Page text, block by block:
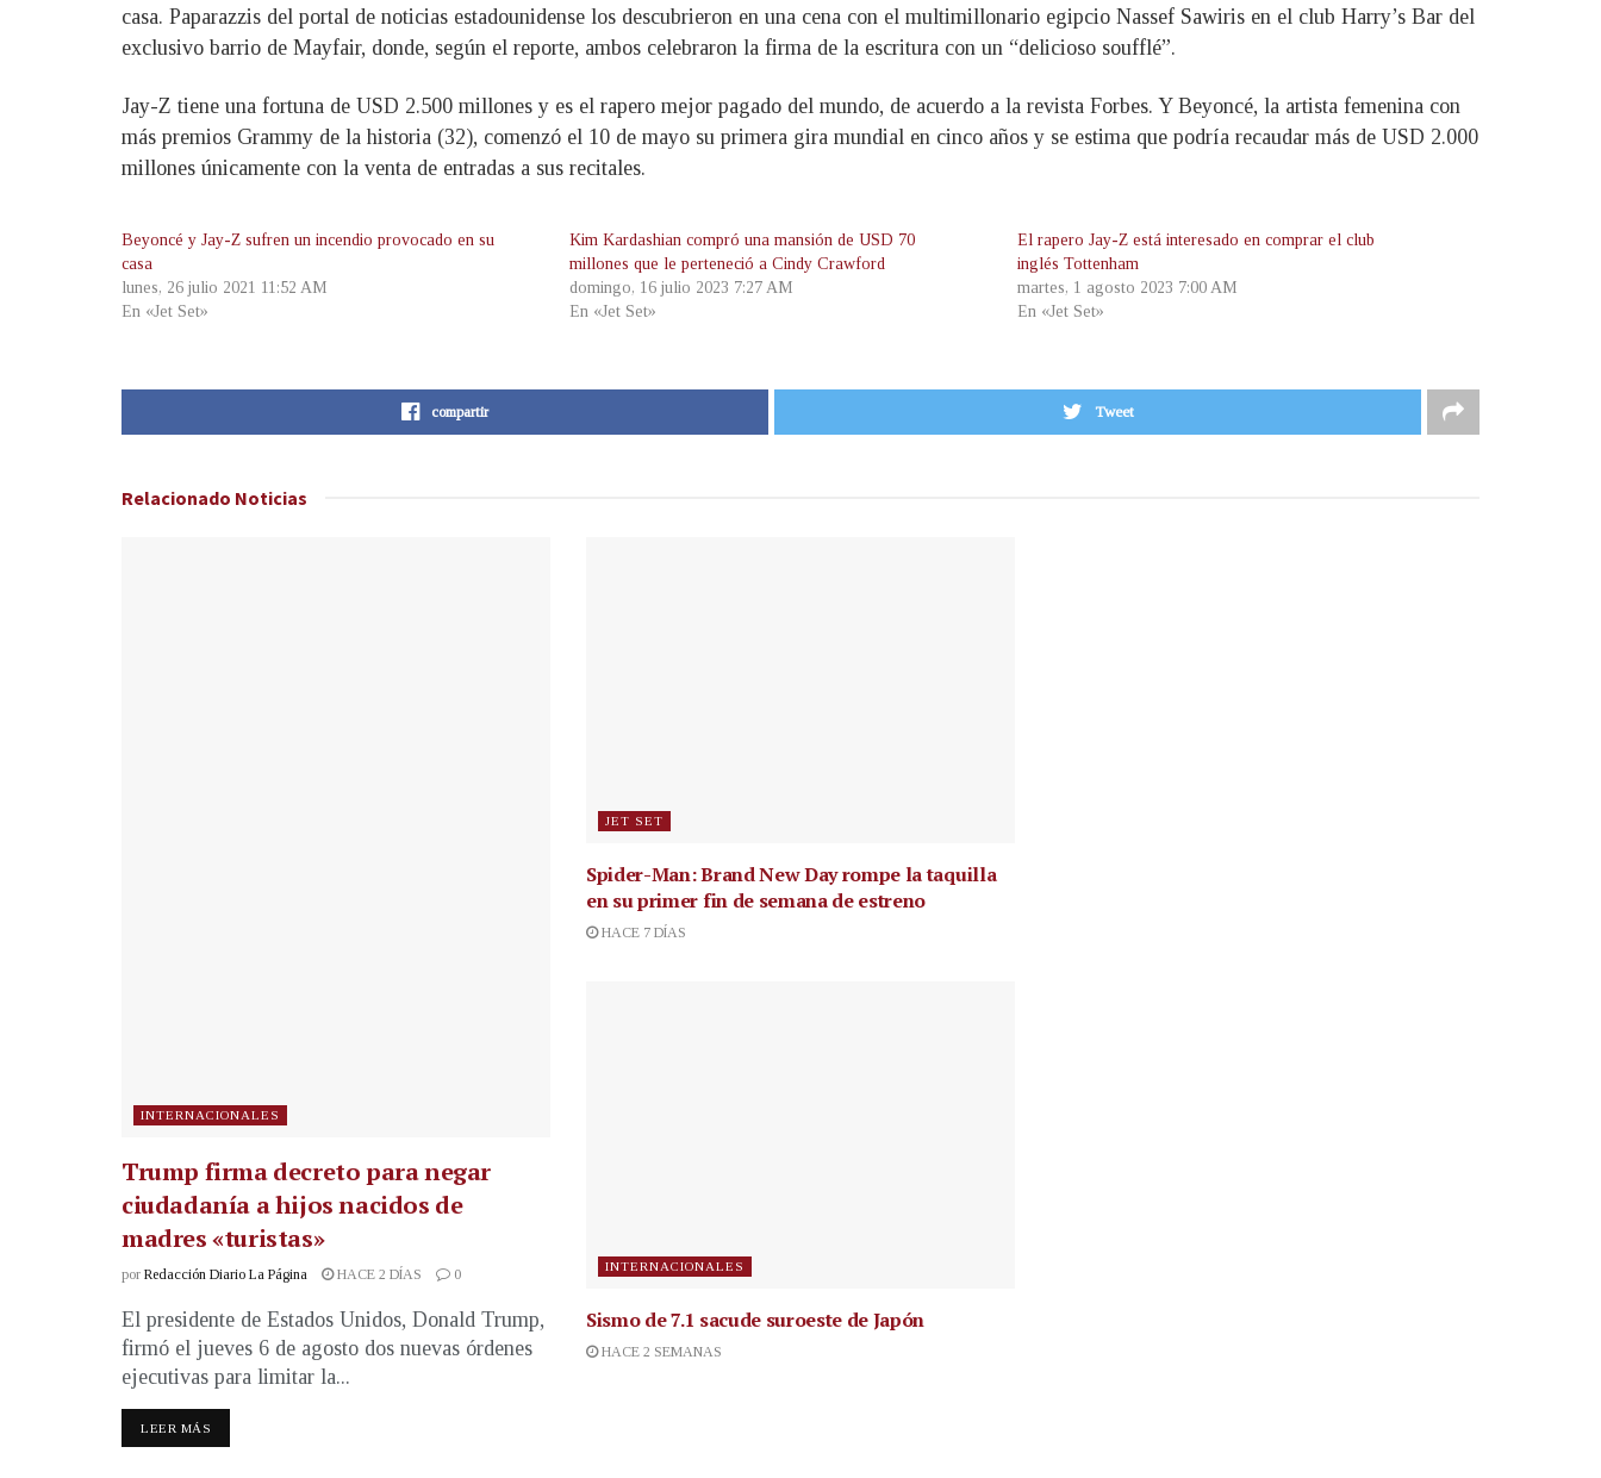
casa. Paparazzis del portal de noticias estadounidense los descubrieron en una cena con el multimillonario egipcio Nassef Sawiris en el club Harry’s Bar del
exclusivo barrio de Mayfair, donde, según el reporte, ambos celebraron la firma de la escritura con un “delicioso soufflé”.
Jay-Z tiene una fortuna de USD 2.500 millones y es el rapero mejor pagado del mundo, de acuerdo a la revista Forbes. Y Beyoncé, la artista femenina con
más premios Grammy de la historia (32), comenzó el 10 de mayo su primera gira mundial en cinco años y se estima que podría recaudar más de USD 2.000
millones únicamente con la venta de entradas a sus recitales.
Beyoncé y Jay-Z sufren un incendio provocado en su
casa
lunes, 26 julio 2021 11:52 AM
En «Jet Set»
Kim Kardashian compró una mansión de USD 70
millones que le perteneció a Cindy Crawford
domingo, 16 julio 2023 7:27 AM
En «Jet Set»
El rapero Jay-Z está interesado en comprar el club
inglés Tottenham
martes, 1 agosto 2023 7:00 AM
En «Jet Set»
compartir Tweet
Relacionado Noticias
INTERNACIONALES
Trump firma decreto para negar
ciudadanía a hijos nacidos de
madres «turistas»
por Redacción Diario La Página HACE 2 DÍAS 0
El presidente de Estados Unidos, Donald Trump,
firmó el jueves 6 de agosto dos nuevas órdenes
ejecutivas para limitar la...
LEER MÁS
JET SET
Spider-Man: Brand New Day rompe la taquilla
en su primer fin de semana de estreno
HACE 7 DÍAS
INTERNACIONALES
Sismo de 7.1 sacude suroeste de Japón
HACE 2 SEMANAS